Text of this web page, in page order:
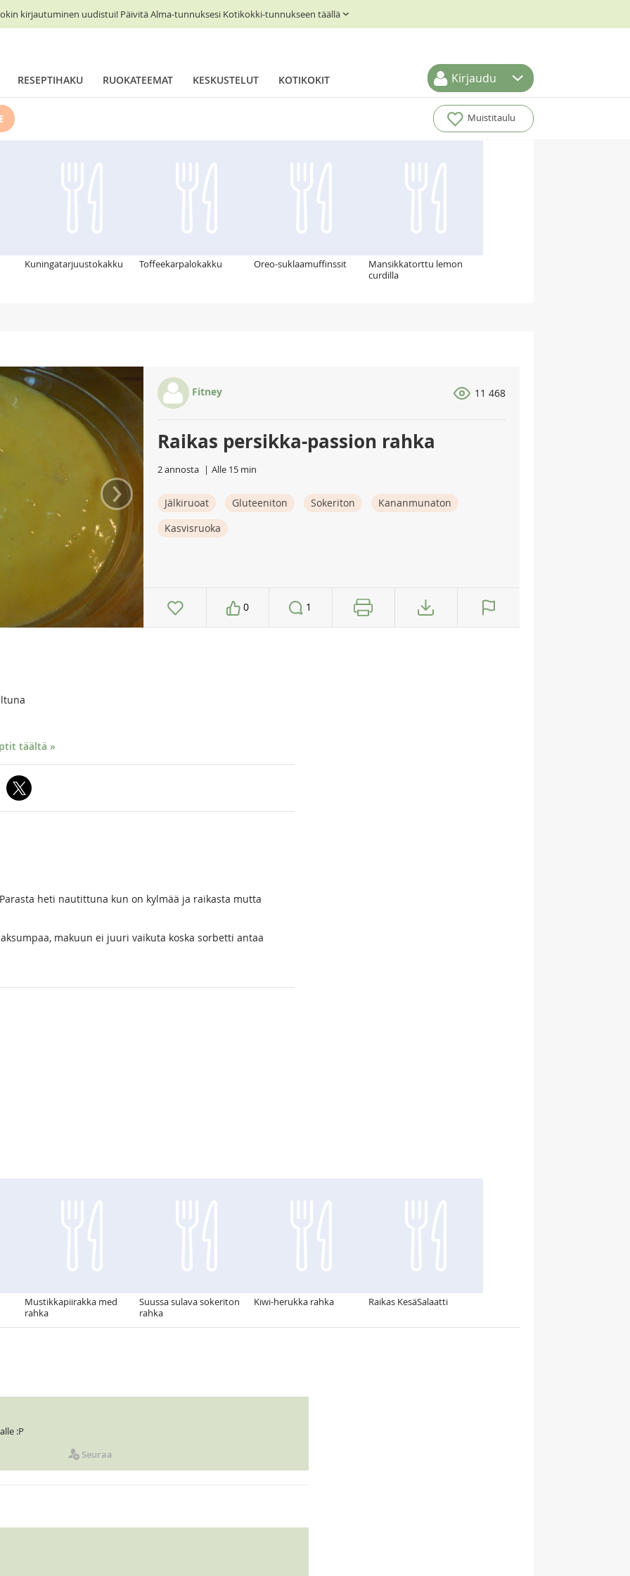
kirjautuminen uudistui! Päivitä Alma-tunnuksesi Kotikokki-tunnukseen täällä
RESEPTIHAKU RUOKATEEMAT KESKUSTELUT KOTIKOKIT Kirjaudu
Muistitaulu
Kuningatarjuustokakku Toffeekarpalokakku Oreo-suklaamuffinssit
Mansikkatorttu lemon
curdilla
›
Fitney 11 468
Raikas persikka-passion rahka
2 annosta Alle 15 min
Jälkiruoat Gluteeniton Sokeriton
Kananmunaton
Kasvisruoka
0 1
täältä »
heti nautittuna kun on kylmää ja raikasta mutta
makuun ei juuri vaikuta koska sorbetti antaa
Mustikkapiirakka med
rahka
Suussa sulava sokeriton
rahka
Kiwi-herukka rahka Raikas KesäSalaatti
:P
Seuraa